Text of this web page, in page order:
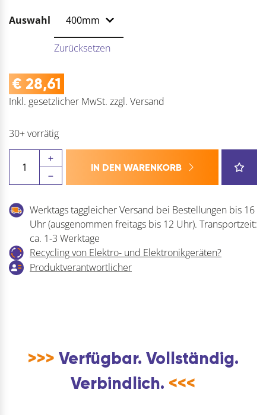
Auswahl
Zurücksetzen
€ 28,61
Inkl. gesetzlicher MwSt. zzgl. Versand
30+ vorrätig
Führungssystem
L46199
Kugel-
m.
integr.
Dämpfung
40kg
Menge
IN DEN WARENKORB
Werktags taggleicher Versand bei Bestellungen bis 16
Uhr (ausgenommen freitags bis 12 Uhr). Transportzeit:
ca. 1-3 Werktage
Recycling von Elektro- und Elektronikgeräten?
Produktverantwortlicher
>>> Verfügbar. Vollständig.
Verbindlich. <<<